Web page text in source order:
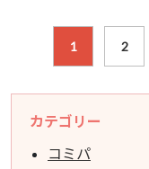
1 2
カテゴリー
コミパ